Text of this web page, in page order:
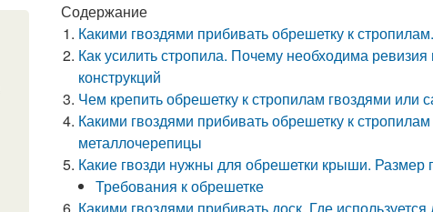
Содержание
Какими гвоздями прибивать обрешетку к
Как усилить стропила. Почему необходима
конструкций
Чем крепить обрешетку к стропилам гвоздями или
Какими гвоздями прибивать обрешетку к
металлочерепицы
Какие гвозди нужны для обрешетки крыши. Размер
Требования к обрешетке